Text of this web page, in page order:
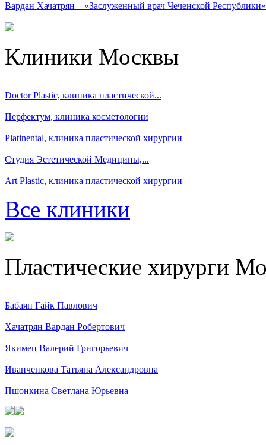
Вардан Хачатрян – «Заслуженный врач Чеченской Республики»
Клиники Москвы
Doctor Plastic, клиника пластической...
Перфектум, клиника косметологии
Platinental, клиника пластической хирургии
Студия Эстетической Медицины,...
Art Plastic, клиника пластической хирургии
Все клиники
Пластические хирурги
Бабаян Гайк Павлович
Хачатрян Вардан Робертович
Якимец Валерий Григорьевич
Иванченкова Татьяна Александровна
Пшонкина Светлана Юрьевна